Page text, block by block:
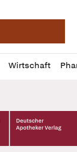
Wirtschaft
Apotheker